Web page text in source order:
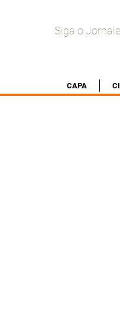
Siga o Jornale
CAPA